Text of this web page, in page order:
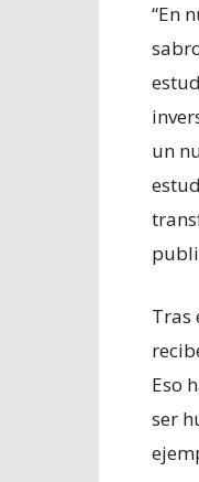
“En
un
Tras
Eso
ser